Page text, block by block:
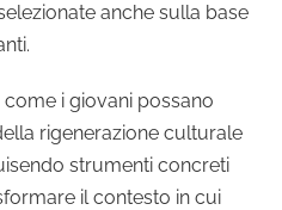
anche sulla base
come i giovani possano
rigenerazione culturale
strumenti concreti
il contesto in cui